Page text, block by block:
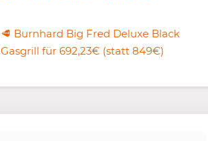
🥩 Burnhard Big Fred Deluxe Black
Gasgrill für 692,23€ (statt 849€)